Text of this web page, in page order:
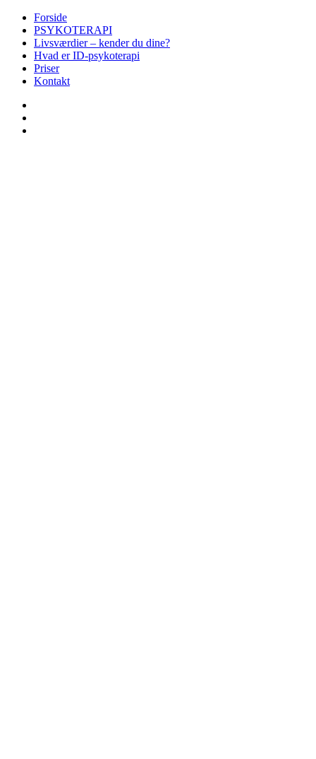
Forside
PSYKOTERAPI
Livsværdier – kender du dine?
Hvad er ID-psykoterapi
Priser
Kontakt